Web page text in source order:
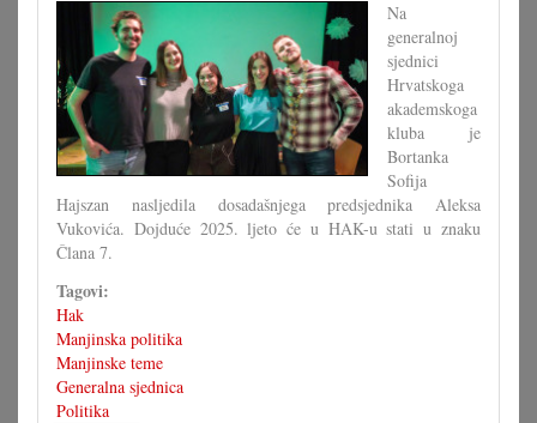
Na
generalnoj
sjednici
Hrvatskoga
akademskoga
kluba je
Bortanka
Sofija
Hajszan nasljedila dosadašnjega predsjednika Aleksa
Vukovića. Dojduće 2025. ljeto će u HAK-u stati u znaku
Člana 7.
Tagovi:
Hak
Manjinska politika
Manjinske teme
Generalna sjednica
Politika